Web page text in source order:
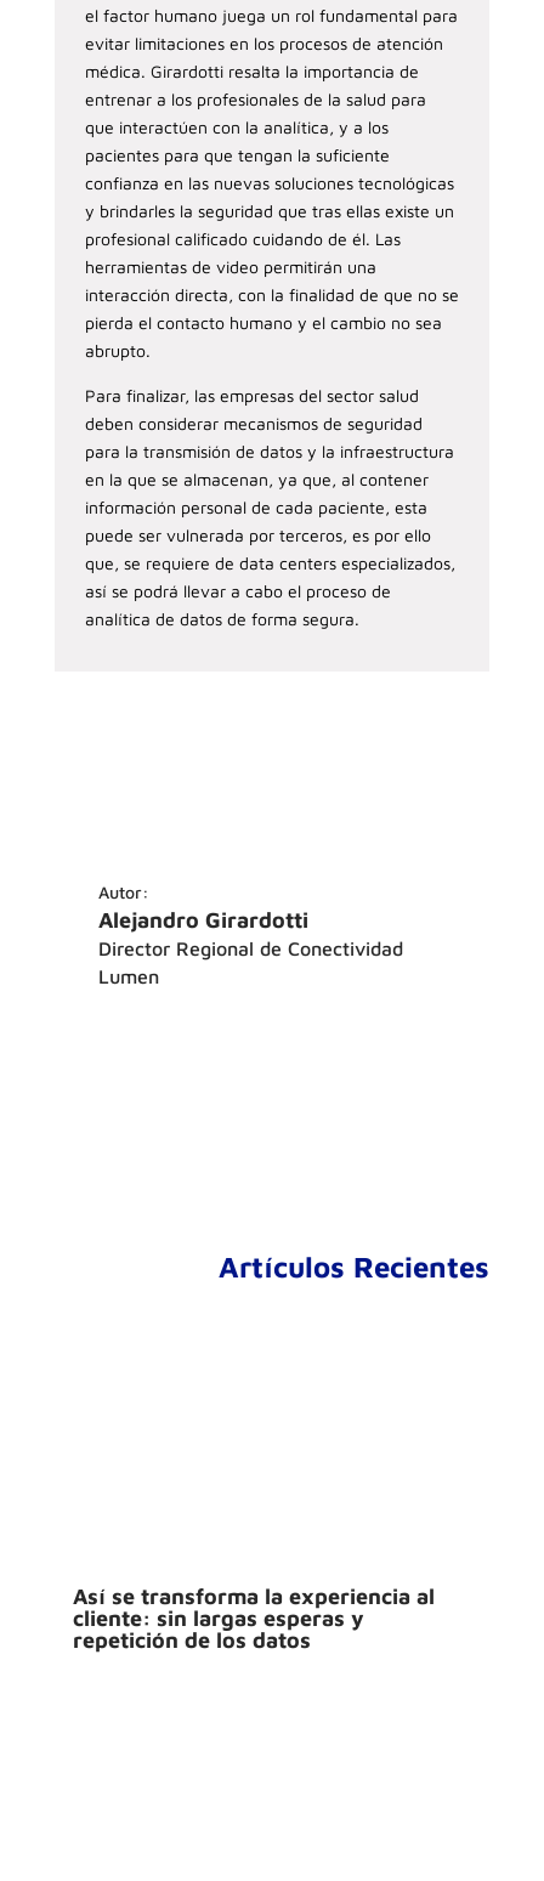
el factor humano juega un rol fundamental para
evitar limitaciones en los procesos de atención
médica. Girardotti resalta la importancia de
entrenar a los profesionales de la salud para
que interactúen con la analítica, y a los
pacientes para que tengan la suficiente
confianza en las nuevas soluciones tecnológicas
y brindarles la seguridad que tras ellas existe un
profesional calificado cuidando de él. Las
herramientas de video permitirán una
interacción directa, con la finalidad de que no se
pierda el contacto humano y el cambio no sea
abrupto.
Para finalizar, las empresas del sector salud
deben considerar mecanismos de seguridad
para la transmisión de datos y la infraestructura
en la que se almacenan, ya que, al contener
información personal de cada paciente, esta
puede ser vulnerada por terceros, es por ello
que, se requiere de data centers especializados,
así se podrá llevar a cabo el proceso de
analítica de datos de forma segura.
Autor:
Alejandro Girardotti
Director Regional de Conectividad
Lumen
Artículos Recientes
Así se transforma la experiencia al
cliente: sin largas esperas y
repetición de los datos